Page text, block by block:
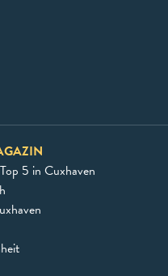
5 in Cuxhaven